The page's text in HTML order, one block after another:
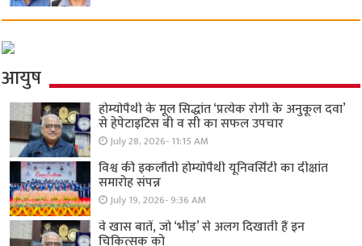
आयुष
होम्योपैथी के मूल सिद्धांत ‘प्रत्येक रोगी केे अनुकूल दवा’
से हेपेटाइटिस बी व सी का सफल उपचार
July 28, 2026- 11:15 AM
विश्व की इकलौती होम्योपैथी यूनिवर्सिटी का दीक्षांत
समारोह संपन्न
July 19, 2026- 9:36 AM
वे खास बातें, जो ‘भीड़’ से अलग दिखाती हैं इन
चिकित्सक को